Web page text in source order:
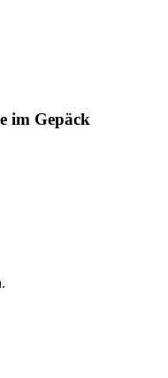
im Gepäck